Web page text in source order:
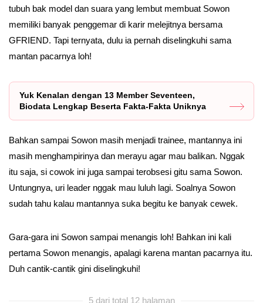
tubuh bak model dan suara yang lembut membuat Sowon
memiliki banyak penggemar di karir melejitnya bersama
GFRIEND. Tapi ternyata, dulu ia pernah diselingkuhi sama
mantan pacarnya loh!
Yuk Kenalan dengan 13 Member Seventeen,
Biodata Lengkap Beserta Fakta-Fakta Uniknya
Bahkan sampai Sowon masih menjadi trainee, mantannya ini
masih menghampirinya dan merayu agar mau balikan. Nggak
itu saja, si cowok ini juga sampai terobsesi gitu sama Sowon.
Untungnya, uri leader nggak mau luluh lagi. Soalnya Sowon
sudah tahu kalau mantannya suka begitu ke banyak cewek.
Gara-gara ini Sowon sampai menangis loh! Bahkan ini kali
pertama Sowon menangis, apalagi karena mantan pacarnya itu.
Duh cantik-cantik gini diselingkuhi!
5 dari total 12 halaman